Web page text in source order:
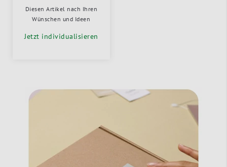
Diesen Artikel nach Ihren
Wünschen und Ideen
Jetzt individualisieren